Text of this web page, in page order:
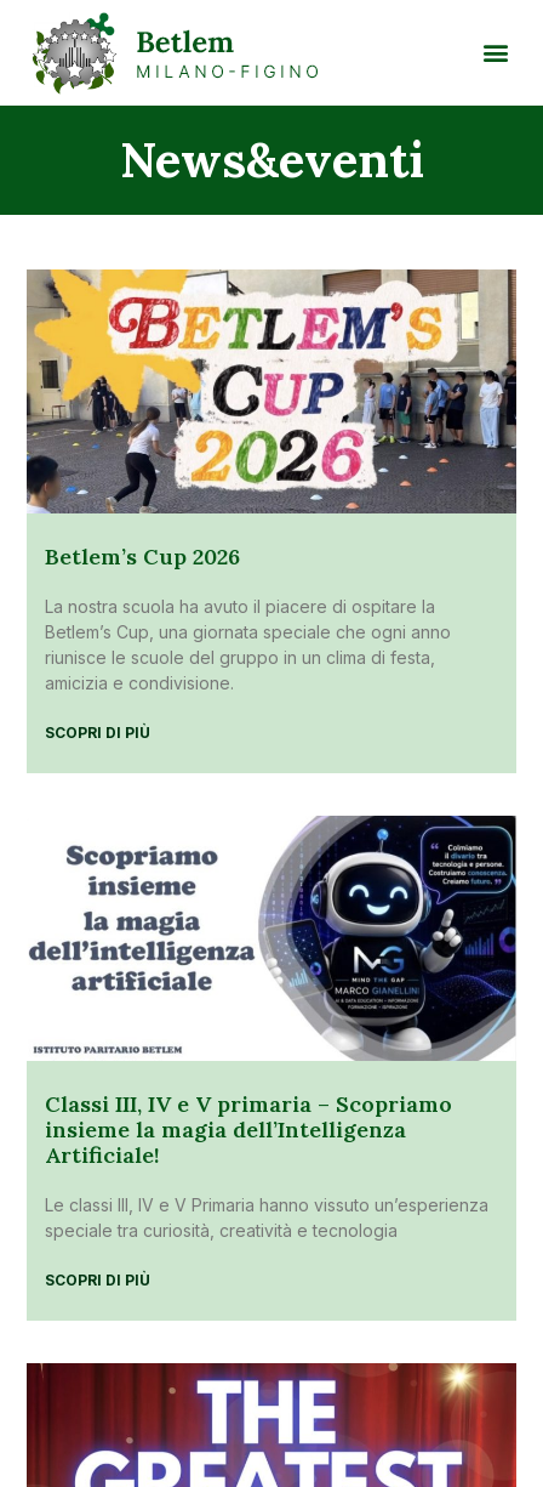
News&eventi
Betlem’s Cup 2026
La nostra scuola ha avuto il piacere di ospitare la
Betlem’s Cup, una giornata speciale che ogni anno
riunisce le scuole del gruppo in un clima di festa,
amicizia e condivisione.
SCOPRI DI PIÙ
Classi III, IV e V primaria – Scopriamo
insieme la magia dell’Intelligenza
Artificiale!
Le classi III, IV e V Primaria hanno vissuto un’esperienza
speciale tra curiosità, creatività e tecnologia
SCOPRI DI PIÙ